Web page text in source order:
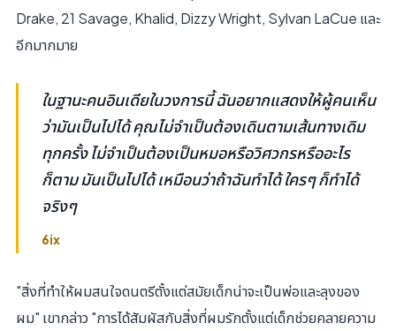
Drake, 21 Savage, Khalid, Dizzy Wright, Sylvan LaCue และ
อีกมากมาย
ในฐานะคนอินเดียในวงการนี้ ฉันอยากแสดงให้ผู้คนเห็น
ว่ามันเป็นไปได้ คุณไม่จำเป็นต้องเดินตามเส้นทางเดิม
ทุกครั้ง ไม่จำเป็นต้องเป็นหมอหรือวิศวกรหรืออะไร
ก็ตาม มันเป็นไปได้ เหมือนว่าถ้าฉันทำได้ ใครๆ ก็ทำได้
จริงๆ
6ix
"สิ่งที่ทำให้ผมสนใจดนตรีตั้งแต่สมัยเด็กน่าจะเป็นพ่อและลุงของ
ผม" เขากล่าว "การได้สัมผัสกับสิ่งที่ผมรักตั้งแต่เด็กช่วยคลายความ